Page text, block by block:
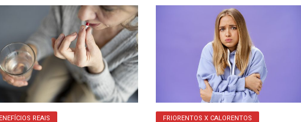
REAIS FRIORENTOS X CALORENTOS